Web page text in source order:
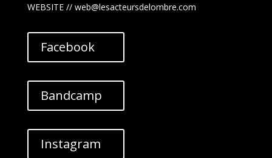
WEBSITE // web@lesacteursdelombre.com
Facebook
Bandcamp
Instagram